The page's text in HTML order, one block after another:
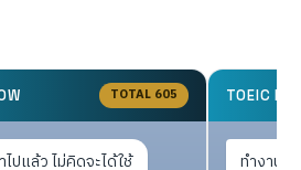
TOTAL 605
ปแล้ว ไม่คิดจะได้ใช้
TOEIC
ทำงานป